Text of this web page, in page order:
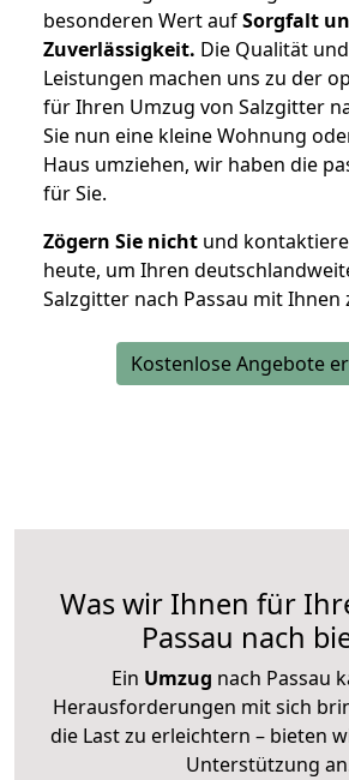
besonderen Wert aufSorgfalt
Zuverlässigkeit. Die Qualität
Leistungen machen uns zu der
für Ihren Umzug von Salzgitter
Sie nun eine kleine Wohnung
Haus umziehen, wir haben die
für Sie.
Zögern Sie nicht und
heute, um Ihren
Salzgitter nach Passau mit Ihnen
Kostenlose Angebote
Was wir Ihnen für
Passau nach
Ein Umzug nach Passau
Herausforderungen mit sich
die Last zu erleichtern – bieten
Unterstützung